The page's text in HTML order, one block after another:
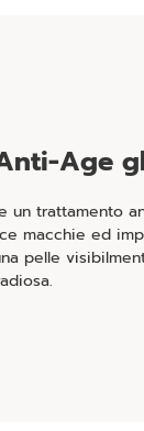
Age
un trattamento
macchie ed
pelle